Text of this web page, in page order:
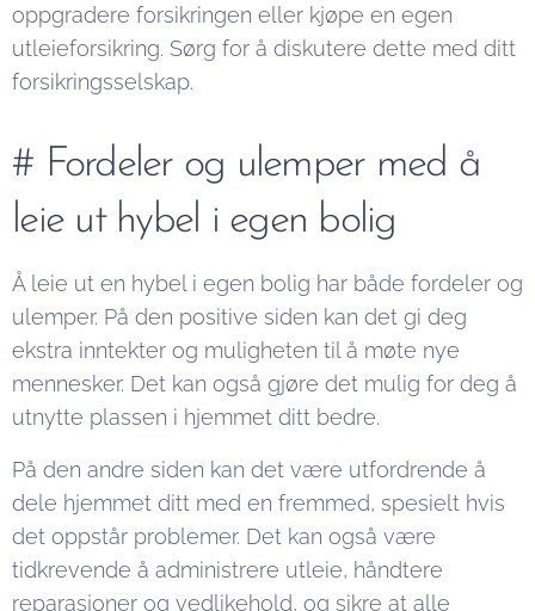
oppgradere forsikringen eller kjøpe en egen
utleieforsikring. Sørg for å diskutere dette med ditt
forsikringsselskap.
# Fordeler og ulemper med å
leie ut hybel i egen bolig
Å leie ut en hybel i egen bolig har både fordeler og
ulemper. På den positive siden kan det gi deg
ekstra inntekter og muligheten til å møte nye
mennesker. Det kan også gjøre det mulig for deg å
utnytte plassen i hjemmet ditt bedre.
På den andre siden kan det være utfordrende å
dele hjemmet ditt med en fremmed, spesielt hvis
det oppstår problemer. Det kan også være
tidkrevende å administrere utleie, håndtere
reparasjoner og vedlikehold, og sikre at alle